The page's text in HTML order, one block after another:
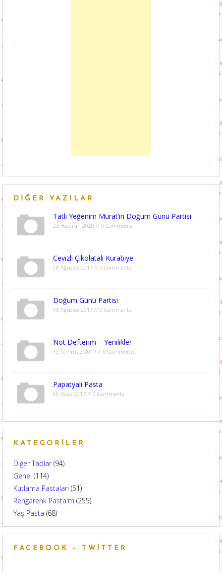
DIĞER YAZILAR
Tatlı Yeğenim Murat’ın Doğum Günü Partisi
23 Haziran 2020 // 0 Comments
Cevizli Çikolatalı Kurabiye
18 Ağustos 2017 // 0 Comments
Doğum Günü Partisi
13 Ağustos 2017 // 0 Comments
Not Defterim – Yenilikler
13 Temmuz 2017 // 0 Comments
Papatyalı Pasta
06 Ocak 2017 // 0 Comments
KATEGORILER
Diğer Tadlar(94)
Genel (114)
Kutlama Pastaları (51)
Rengarenk Pasta'm (255)
Yaş Pasta (68)
FACEBOOK – TWITTER